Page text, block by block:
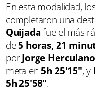
En esta modalidad,
completaron una
Quijadafue el más
de5 horas, 21
porJorge
meta en 5h 25'15", y
5h 25'58".